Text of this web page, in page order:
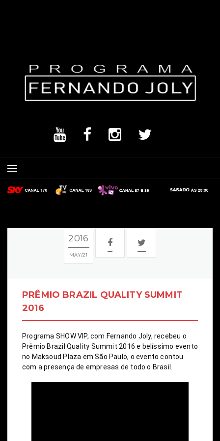
2016
MAY 21
PRÊMIO BRAZIL QUALITY SUMMIT
2016
Programa SHOW VIP, com Fernando Joly, recebeu o
Prêmio Brazil Quality Summit 2016 e belíssimo evento
no Maksoud Plaza em São Paulo, o evento contou
com a presença de empresas de todo o Brasil.